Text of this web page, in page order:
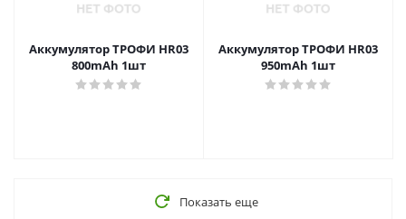
Аккумулятор ТРОФИ HR03
800mAh 1шт
Аккумулятор ТРОФИ HR03
950mAh 1шт
Показать еще